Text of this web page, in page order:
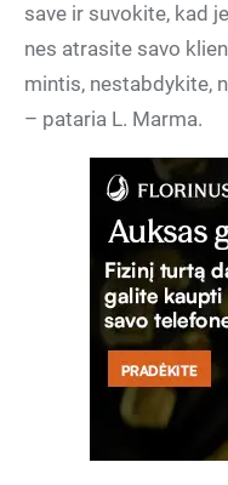
save ir suvokite, kad
nes atrasite savo
mintis, nestabdykite,
– pataria L. Marma.